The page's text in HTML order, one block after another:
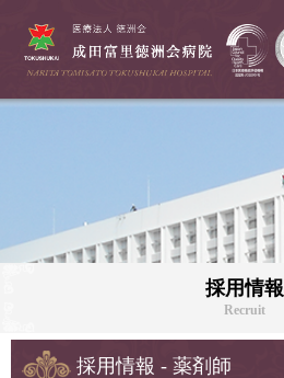
採用情報 - 薬剤師
採用情報
Recruit